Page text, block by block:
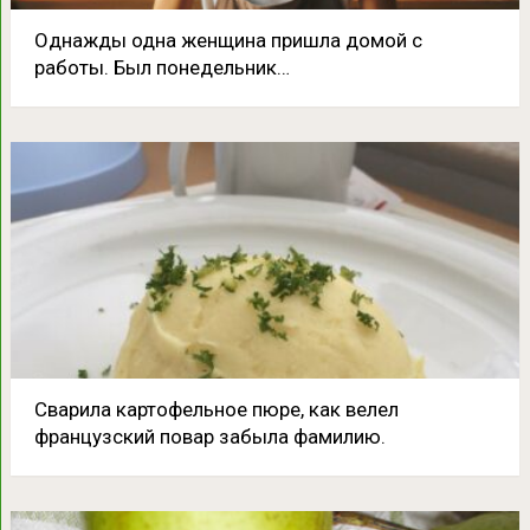
Однажды одна женщина пришла домой с
работы. Был понедельник…
Сварила картофельное пюре, как велел
французский повар забыла фамилию.